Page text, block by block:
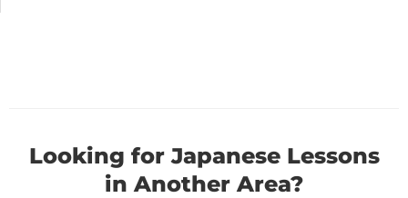
Looking for Japanese Lessons
in Another Area?